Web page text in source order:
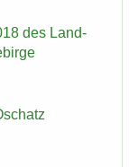
des Land­